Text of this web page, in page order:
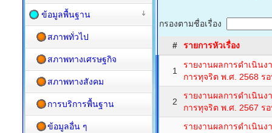
กรองตามชื่อเรื่อง
# รายการหัวเรื่อง
1
รายงานผลการดำเนิน
การทุจริต พ.ศ. 2568 ร
2
รายงานผลการดำเนิน
การทุจริต พ.ศ. 2567 ร
รายงานผลการดำเนิน
ข้อมูลพื้นฐาน
สภาพทั่วไป
สภาพทางเศรษฐกิจ
สภาพทางสังคม
การบริการพื้นฐาน
ข้อมูลอื่น ๆ